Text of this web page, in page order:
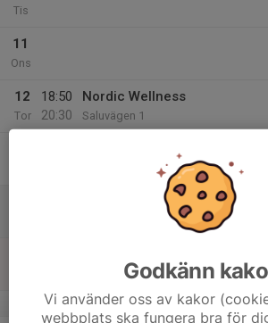
Tis
11
Ons
12
Tor
18:50
20:30
Nordic Wellness
Saluvägen 1
Inomhusträning
Liljeholmshallen
v.8
Godkänn
Vi använder oss av kakor
webbplats ska fungera bra för